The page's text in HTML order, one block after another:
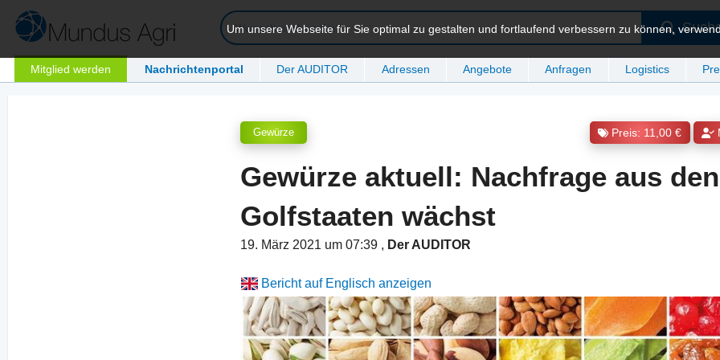
Mitglied werden Nachrichtenportal Der AUDITOR Adressen Angebote Anfragen Logistics
Um unsere Webseite für Sie optimal zu gestalten und fortlaufend verbessern zu können,
Gewürze Preis: 11,00 €
Gewürze aktuell: Nachfrage aus den
Golfstaaten wächst
19. März 2021 um 07:39 , Der AUDITOR
Bericht auf Englisch anzeigen